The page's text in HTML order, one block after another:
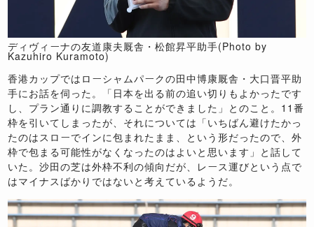
ディヴィーナの友道康夫厩舎・松館昇平助手(Photo by
Kazuhiro Kuramoto)
香港カップではローシャムパークの田中博康厩舎・大口晋平助
手にお話を伺った。「日本を出る前の追い切りもよかったです
し、プラン通りに調教することができました」とのこと。 11番
枠を引いてしまったが、それについては「いちばん避けたかっ
たのはスローでインに包まれたまま、という形だったので、外
枠で包まる可能性がなくなったのはよいと思います」と話して
いた。沙田の芝は外枠不利の傾向だが、レース運びという点で
はマイナスばかりではないと考えているようだ。